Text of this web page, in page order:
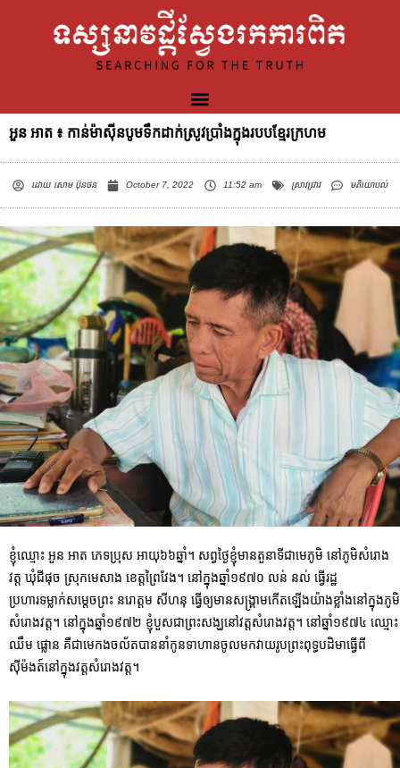
អួន អាត ៖ កាន់ម៉ាស៊ីនបូមទឹកដាក់ស្រូវប្រាំងក្នុងរបបខ្មែរក្រហម
ដោយសោម ប៊ុនថន October 7, 2022 11:52 am ស្រាវជ្រាវ មតិយោបល់
ខ្ញុំឈ្មោះ អួន អាត ភេទប្រុស អាយុ៦៦ឆ្នាំ។ សព្វថ្ងៃខ្ញុំមានតួនាទីជាមេភូមិ នៅភូមិសំរោង
វត្ត ឃុំជីផុច ស្រុកមេសាង ខេត្តព្រៃវែង។ នៅក្នុងឆ្នាំ១៩៧០ លន់ នល់ ធ្វើរដ្ឋ
ប្រហារទម្លាក់សម្តេចព្រះ នរោត្តម សីហនុ ធ្វើឲ្យមានសង្រ្គាមកើតឡើងយ៉ាងខ្លាំងនៅក្នុងភូមិ
សំរោងវត្ត។ នៅក្នុងឆ្នាំ១៩៧២ ខ្ញុំបួសជាព្រះសង្ឃនៅវត្តសំរោងវត្ត។ នៅឆ្នាំ១៩៧៤ ឈ្មោះ
ឈឹម ផ្លោន គឺជាមេកងចល័តបាននាំកូនទាហានចូលមកវាយរូបព្រះពុទ្ធបដិមាធ្វើពី
ស៊ីម៉ងត៍នៅក្នុងវត្តសំរោងវត្ត។